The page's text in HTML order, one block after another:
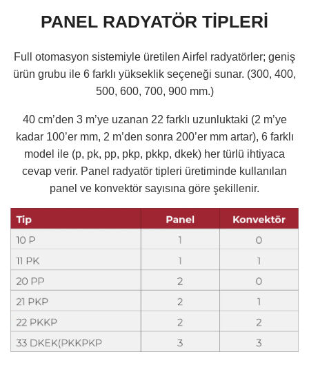
PANEL RADYATÖR TİPLERİ
Full otomasyon sistemiyle üretilen Airfel radyatörler; geniş
ürün grubu ile 6 farklı yükseklik seçeneği sunar. (300, 400,
500, 600, 700, 900 mm.)
40 cm’den 3 m’ye uzanan 22 farklı uzunluktaki (2 m’ye
kadar 100’er mm, 2 m’den sonra 200’er mm artar), 6 farklı
model ile (p, pk, pp, pkp, pkkp, dkek) her türlü ihtiyaca
cevap verir. Panel radyatör tipleri üretiminde kullanılan
panel ve konvektör sayısına göre şekillenir.